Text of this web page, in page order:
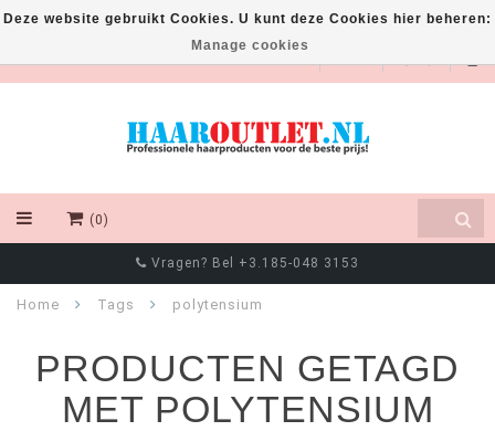
EUR
(0)
Vragen? Bel +3.185-048 3153
Home Tags polytensium
PRODUCTEN GETAGD
MET POLYTENSIUM
Deze website gebruikt Cookies. U kunt deze Cookies hier beheren:
Manage cookies